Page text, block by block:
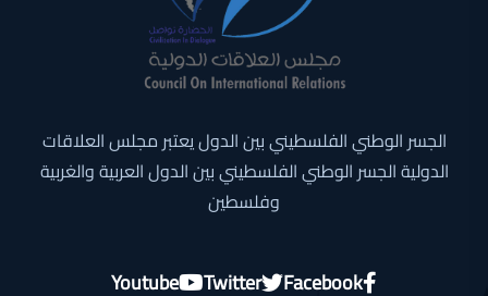
الجسر الوطني الفلسطيني بين الدول يعتبر مجلس العلاقات
الدولية الجسر الوطني الفلسطيني بين الدول العربية والغربية
وفلسطين
Facebook
Twitter
Youtube